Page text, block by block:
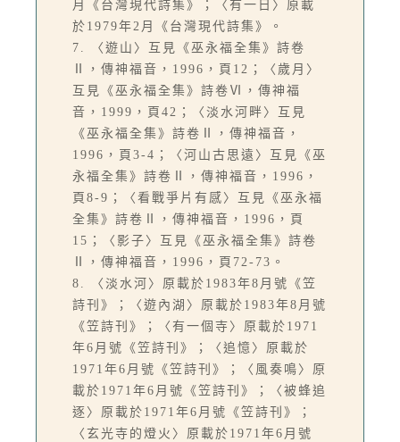
月《台灣現代詩集》；〈有一日〉原載
於1979年2月《台灣現代詩集》。
7. 〈遊山〉互見《巫永福全集》詩卷
Ⅱ，傳神福音，1996，頁12；〈歲月〉
互見《巫永福全集》詩卷Ⅵ，傳神福
音，1999，頁42；〈淡水河畔〉互見
《巫永福全集》詩卷Ⅱ，傳神福音，
1996，頁3-4；〈河山古思遠〉互見《巫
永福全集》詩卷Ⅱ，傳神福音，1996，
頁8-9；〈看戰爭片有感〉互見《巫永福
全集》詩卷Ⅱ，傳神福音，1996，頁
15；〈影子〉互見《巫永福全集》詩卷
Ⅱ，傳神福音，1996，頁72-73。
8. 〈淡水河〉原載於1983年8月號《笠
詩刊》；〈遊內湖〉原載於1983年8月號
《笠詩刊》；〈有一個寺〉原載於1971
年6月號《笠詩刊》；〈追憶〉原載於
1971年6月號《笠詩刊》；〈風奏鳴〉原
載於1971年6月號《笠詩刊》；〈被蜂追
逐〉原載於1971年6月號《笠詩刊》；
〈玄光寺的燈火〉原載於1971年6月號